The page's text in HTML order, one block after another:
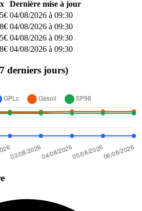
Dernière mise à jour
04/08/2026 à 09:30
04/08/2026 à 09:30
04/08/2026 à 09:30
04/08/2026 à 09:30
derniers jours)